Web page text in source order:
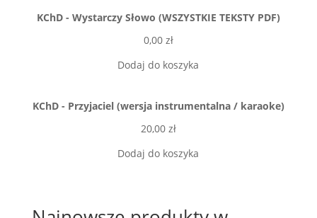
KChD - Wystarczy Słowo (WSZYSTKIE TEKSTY PDF)
0,00 zł
Dodaj do koszyka
KChD - Przyjaciel (wersja instrumentalna / karaoke)
20,00 zł
Dodaj do koszyka